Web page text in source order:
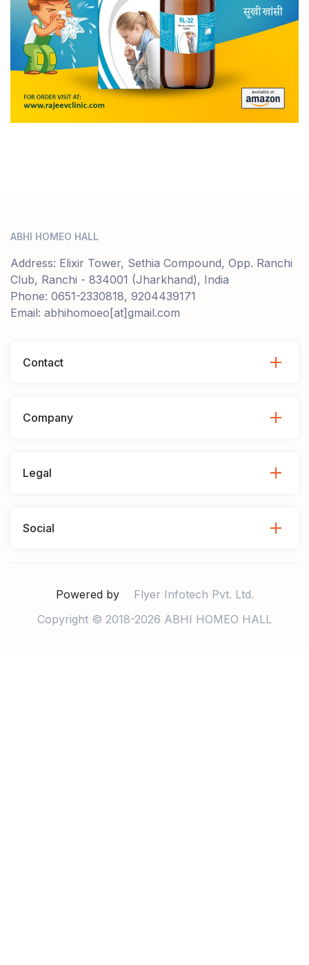
ABHI HOMEO HALL
Address: Elixir Tower, Sethia Compound, Opp. Ranchi
Club, Ranchi - 834001 (Jharkhand), India
Phone: 0651-2330818, 9204439171
Email: abhihomoeo[at]gmail.com
Contact
Company
Legal
Social
Copyright © 2018-2026 ABHI HOMEO HALL
Powered by Flyer Infotech Pvt. Ltd.